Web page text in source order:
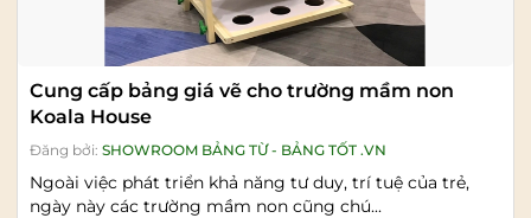
Cung cấp bảng giá vẽ cho trường mầm non
Koala House
Đăng bởi: SHOWROOM BẢNG TỪ - BẢNG TỐT .VN
Ngoài việc phát triển khả năng tư duy, trí tuệ của trẻ,
ngày này các trường mầm non cũng chú...